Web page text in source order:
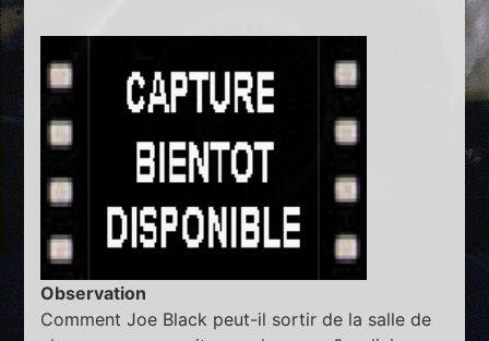
Observation
Comment Joe Black peut-il sortir de la salle de